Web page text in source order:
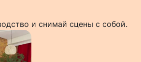
и снимай сцены с собой.